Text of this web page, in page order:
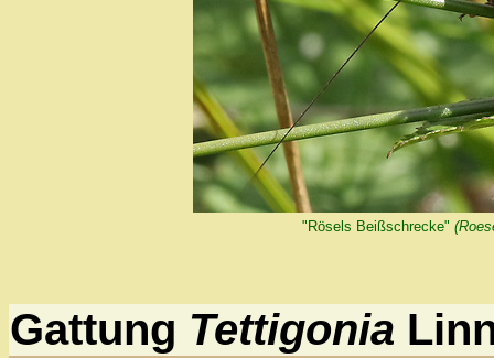
"Rösels Beißschrecke"
Gattung Tettigonia